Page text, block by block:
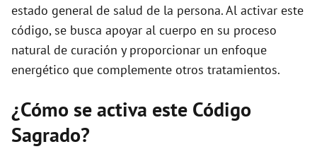
estado general de salud de la persona. Al activar este
código, se busca apoyar al cuerpo en su proceso
natural de curación y proporcionar un enfoque
energético que complemente otros tratamientos.
¿Cómo se activa este Código
Sagrado?